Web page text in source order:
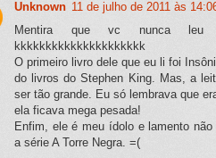
Unknown 11 de julho de 2011 às
Mentira que vc nunca leu
kkkkkkkkkkkkkkkkkkkkk
O primeiro livro dele que eu li foi
do livros do Stephen King. Mas, a
ser tão grande. Eu só lembrava que
ela ficava mega pesada!
Enfim, ele é meu ídolo e lamento
a série A Torre Negra. =(